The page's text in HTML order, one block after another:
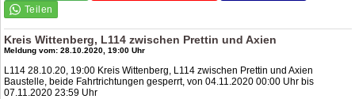
Kreis Wittenberg, L114 zwischen Prettin und Axien
Meldung vom: 28.10.2020, 19:00 Uhr
L114 28.10.20, 19:00 Kreis Wittenberg, L114 zwischen Prettin und Axien
Baustelle, beide Fahrtrichtungen gesperrt, von 04.11.2020 00:00 Uhr bis
07.11.2020 23:59 Uhr